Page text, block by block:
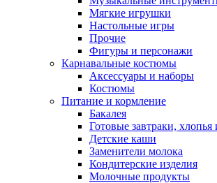
Мягкие игрушки
Настольные игры
Прочие
Фигуры и персонажи
Карнавальные костюмы
Аксессуары и наборы
Костюмы
Питание и кормление
Бакалея
Готовые завтраки,
Детские каши
Заменители молока
Кондитерские изделия
Молочные продукты